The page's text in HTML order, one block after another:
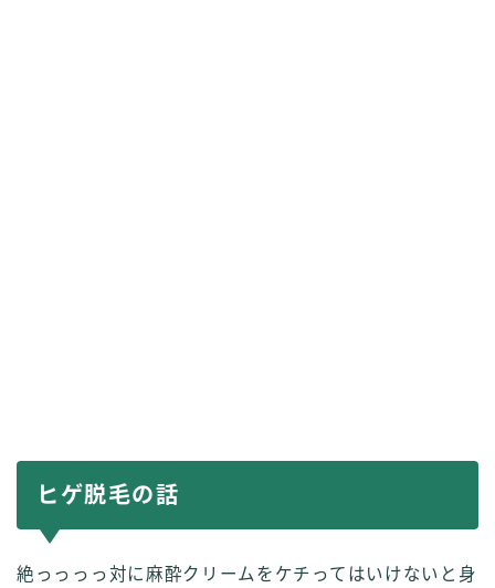
ヒゲ脱毛の話
絶っっっっ対に麻酔クリームをケチってはいけないと身